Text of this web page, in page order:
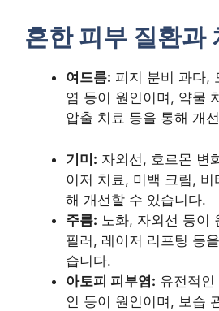
흔한 피부 질환과
여드름: 피지 분비 과다,
염 등이 원인이며, 약물
압출 치료 등을 통해 개
기미: 자외선, 호르몬 변
이저 치료, 미백 크림,
해 개선할 수 있습니다.
주름: 노화, 자외선 등이
필러, 레이저 리프팅 등
습니다.
아토피 피부염: 유전적
인 등이 원인이며, 보습